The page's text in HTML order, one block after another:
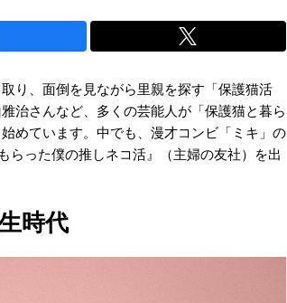
り、面倒を見ながら里親を探す「保護猫活
治さんなど、多くの芸能人が「保護猫と暮ら
めています。中でも、漫才コンビ「ミキ」の
らった僕の推しネコ活』（主婦の友社）を出
時代